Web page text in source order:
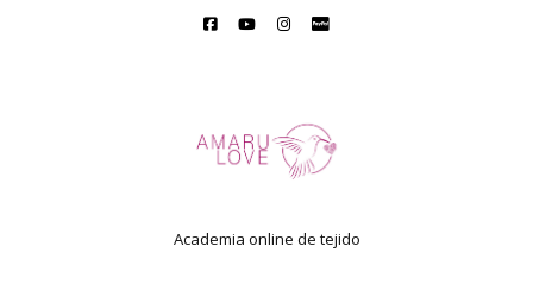
Academia online de tejido